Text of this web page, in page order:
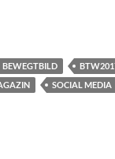
Levels beim
BEWEGTBILD
SOCIAL MEDIA